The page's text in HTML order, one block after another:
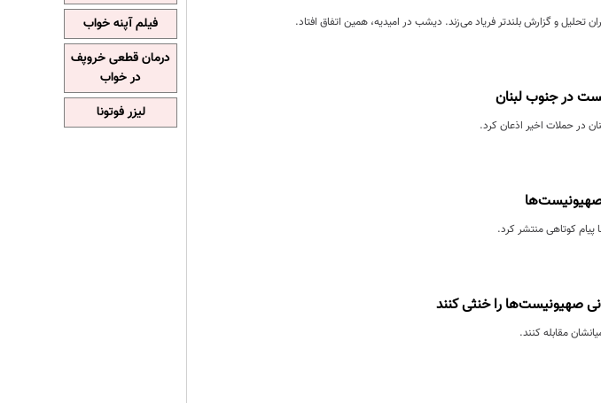
و گزارش بلندتر فریاد می‌زند. دیشب در امیدیه، همین اتفاق افتاد.
در جنوب لبنان
در حملات اخیر اذعان کرد.
صهیونیست‌ها
پیام کوتاهی منتشر کرد.
صهیونیست‌ها را خنثی کنند
مقابله کنند.
فیلم آپنه خواب
درمان قطعی خروپف
در خواب
لیزر فوتونا